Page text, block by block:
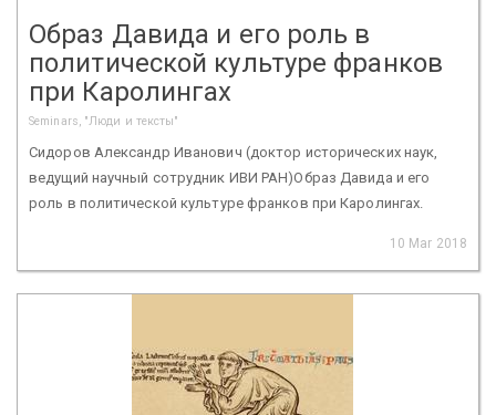
Образ Давида и его роль в
политической культуре франков
при Каролингах
Seminars, "Люди и тексты"
Сидоров Александр Иванович (доктор исторических наук,
ведущий научный сотрудник ИВИ РАН)Образ Давида и его
роль в политической культуре франков при Каролингах.
10 Mar 2018